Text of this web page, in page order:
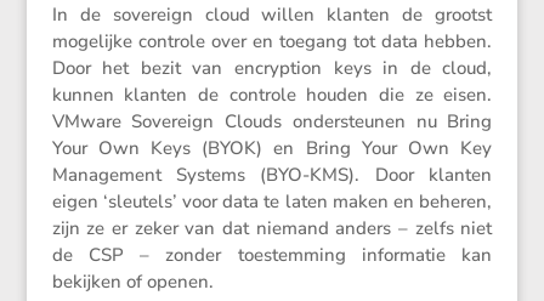
In de sovereign cloud willen klanten de grootst
mogelijke controle over en toegang tot data hebben.
Door het bezit van encryp­tion keys in de cloud,
kunnen klanten de controle houden die ze eisen.
VMware Sovereign Clouds onder­steunen nu Bring
Your Own Keys (BYOK) en Bring Your Own Key
Manage­ment Systems (BYO-KMS). Door klanten
eigen ‘sleutels’ voor data te laten maken en beheren,
zijn ze er zeker van dat niemand anders – zelfs niet
de CSP – zonder toestem­ming infor­matie kan
bekijken of openen.